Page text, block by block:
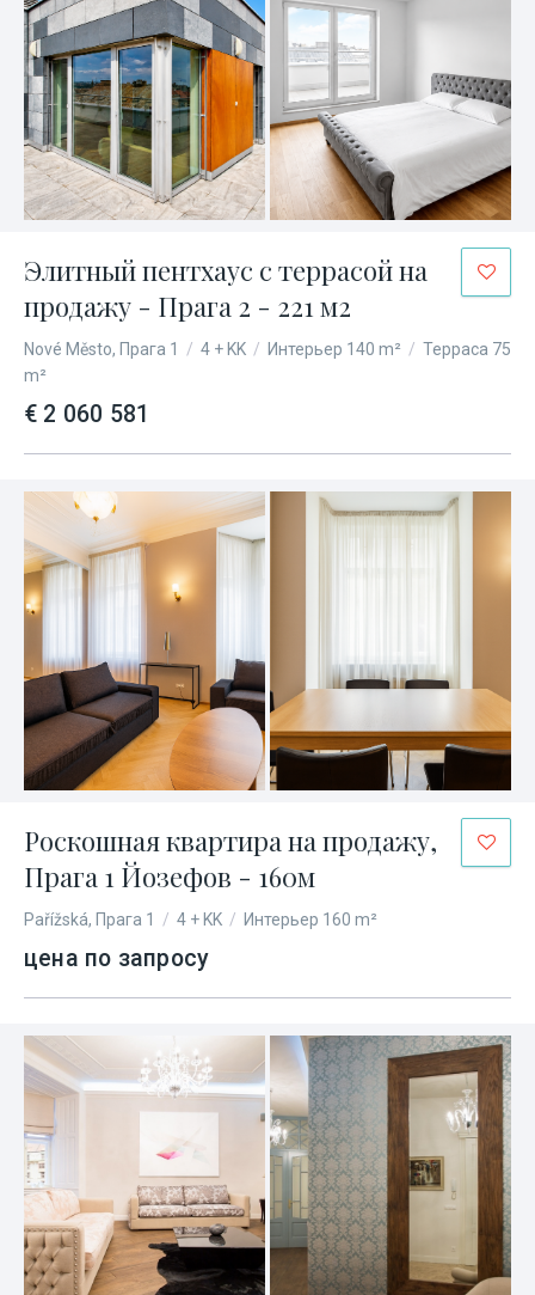
Элитный пентхаус с террасой на
продажу - Прага 2 - 221 м2
Nové Město, Прага 1 / 4 + KK / Интерьер 140 m² / Терраса 75
m²
€ 2 060 581
Роскошная квартира на продажу,
Прага 1 Йозефов - 160м
Pařížská, Прага 1 / 4 + KK / Интерьер 160 m²
цена по запросу